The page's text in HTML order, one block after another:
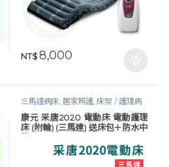
NT$8,000
三馬達病床 居家照護,床架 / 護理病
床,護理床具及配件,長照專區,預防褥
瘡
康元 采唐2020 電動床 電動護理
床 (附輪) (三馬達) 送床包＋防水中